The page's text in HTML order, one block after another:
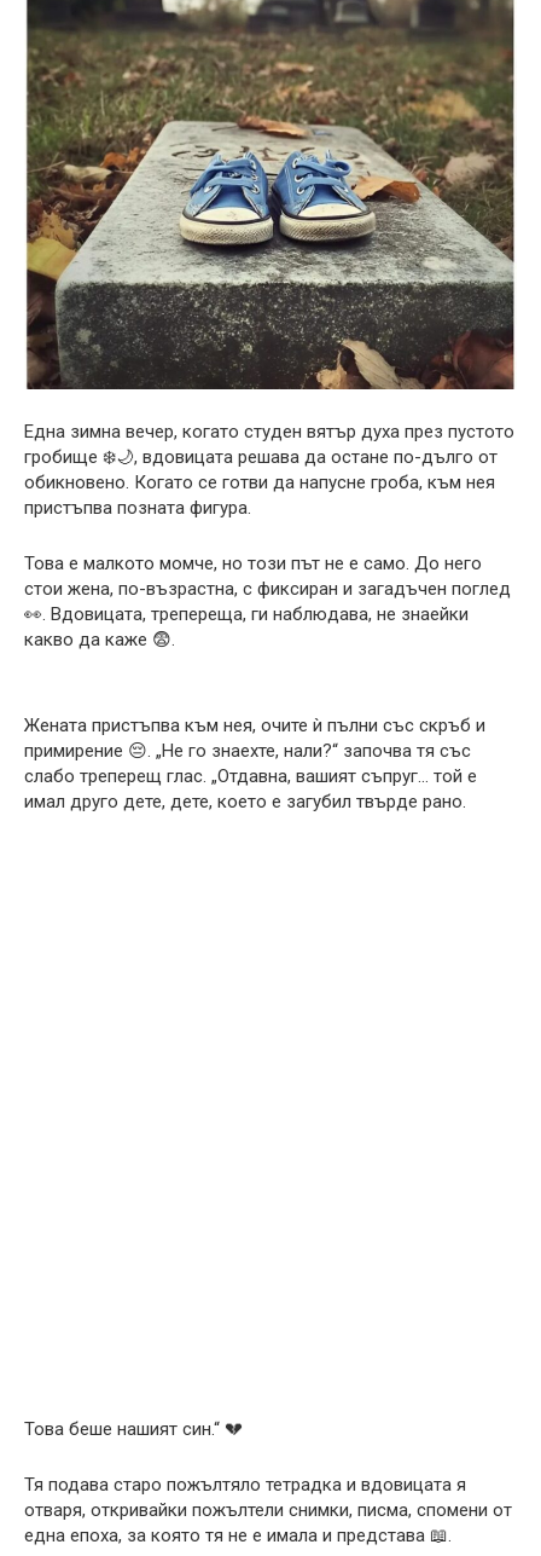
Една зимна вечер, когато студен вятър духа през пустото
гробище ❄️🌙, вдовицата решава да остане по-дълго от
обикновено. Когато се готви да напусне гроба, към нея
пристъпва позната фигура.
Това е малкото момче, но този път не е само. До него
стои жена, по-възрастна, с фиксиран и загадъчен поглед
👀. Вдовицата, трепереща, ги наблюдава, не знаейки
какво да каже 😨.
Жената пристъпва към нея, очите ѝ пълни със скръб и
примирение 😔. „Не го знаехте, нали?“ започва тя със
слабо треперещ глас. „Отдавна, вашият съпруг… той е
имал друго дете, дете, което е загубил твърде рано.
Това беше нашият син.“ 💔
Тя подава старо пожълтяло тетрадка и вдовицата я
отваря, откривайки пожълтели снимки, писма, спомени от
една епоха, за която тя не е имала и представа 📖.